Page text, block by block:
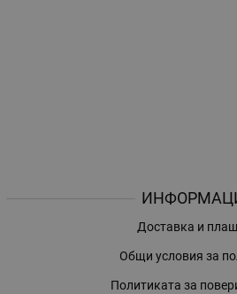
Доставка и
Общи условия за
Политиката за